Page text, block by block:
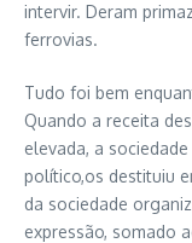
intervir. Deram
ferrovias.
Tudo foi bem
Quando a receita
elevada, a
político,os destituiu
da sociedade
expressão, somado